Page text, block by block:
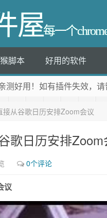
屋每一个
脚本 好用的软件
测好用！如有插件失效，
从谷歌日历安排Zoom会议
歌日历安排Zoom
0个评论
议